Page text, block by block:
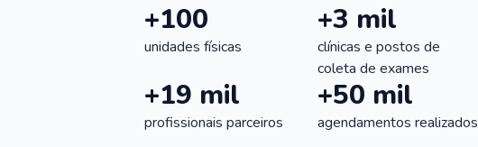
+100
unidades físicas
+3 mil
clínicas e postos de
coleta de exames
+19 mil
profissionais parceiros
+50 mil
agendamentos realizados